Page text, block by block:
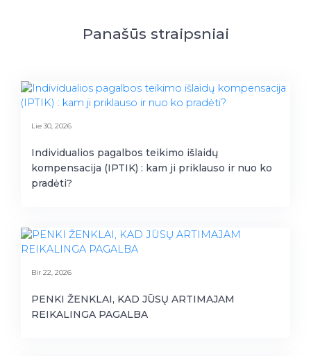
Panašūs straipsniai
Lie 30, 2026
Individualios pagalbos teikimo išlaidų
kompensacija (IPTIK) : kam ji priklauso ir nuo ko
pradėti?
Bir 22, 2026
PENKI ŽENKLAI, KAD JŪSŲ ARTIMAJAM
REIKALINGA PAGALBA